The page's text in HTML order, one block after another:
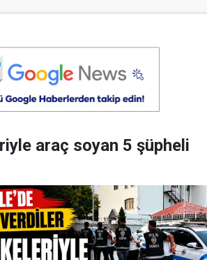
araç soyan 5 şüpheli